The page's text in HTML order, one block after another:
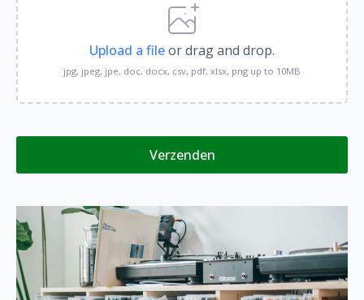
Upload a fileor drag and drop.
jpg, jpeg, jpe, doc, docx, csv, pdf, xlsx, png up to 10MB
Verzenden